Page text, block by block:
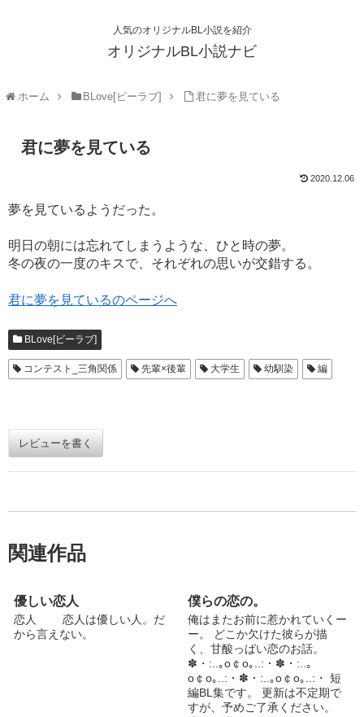
人気のオリジナルBL小説を紹介
オリジナルBL小説ナビ
ホーム BLove[ビーラブ] 君に夢を見ている
君に夢を見ている
2020.12.06
夢を見ているようだった。
明日の朝には忘れてしまうような、ひと時の夢。
冬の夜の一度のキスで、それぞれの思いが交錯する。
君に夢を見ているのページへ
BLove[ビーラブ]
コンテスト_三角関係 先輩×後輩 大学生 幼馴染 編
レビューを書く
関連作品
優しい恋人
恋人 恋人は優しい人。だ
から言えない。
僕らの恋の。
俺はまたお前に惹かれていくー
ー。 どこか欠けた彼らが描
く、甘酸っぱい恋のお話。
✽・:..｡o￠o｡..:・✽・:..｡
o￠o｡..:・✽・:..｡o￠o｡..:・ 短
編BL集です。 更新は不定期で
すが、予めご了承ください。